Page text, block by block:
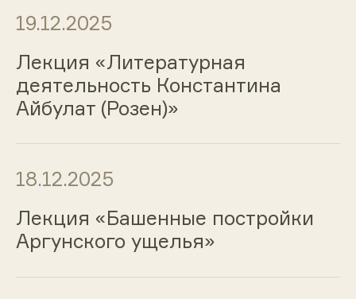
19.12.2025
Лекция «Литературная
деятельность Константина
Айбулат (Розен)»
18.12.2025
Лекция «Башенные постройки
Аргунского ущелья»